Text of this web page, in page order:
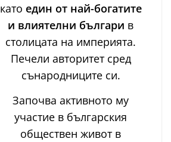
като един от най-богатите
и влиятелни българи в
столицата на империята.
Печели авторитет сред
сънародниците си.
Започва активното му
участие в българския
обществен живот в